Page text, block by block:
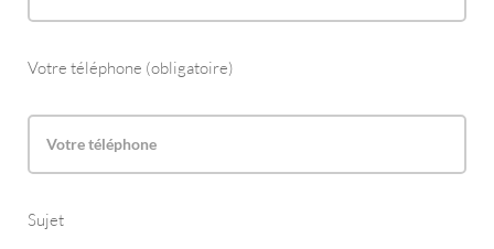
Votre téléphone (obligatoire)
Sujet